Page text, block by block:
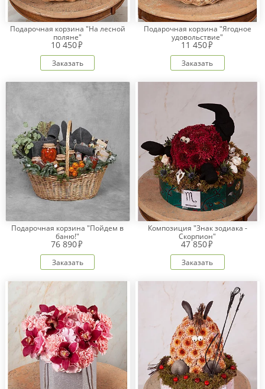
Подарочная корзина "На лесной
поляне"
10 450
Заказать
Подарочная корзина "Ягодное
удовольствие"
11 450
Заказать
Подарочная корзина "Пойдем в
баню!"
76 890
Заказать
Композиция "Знак зодиака -
Скорпион"
47 850
Заказать